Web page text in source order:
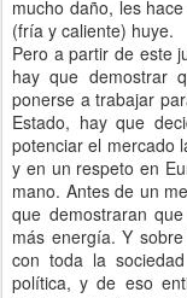
mucho daño, les
(fría y caliente) huye.
Pero a partir de este
hay que demostrar
ponerse a trabajar
Estado, hay que
potenciar el mercado
y en un respeto en
mano. Antes de un
que demostraran
más energía. Y
con toda la
política, y de eso